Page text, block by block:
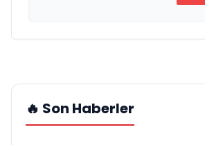
🔥 Son Haberler